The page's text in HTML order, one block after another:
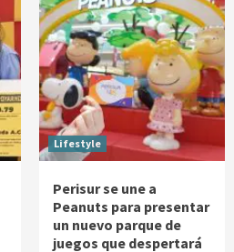
Lifestyle
Perisur se une a
Peanuts para presentar
un nuevo parque de
juegos que despertará